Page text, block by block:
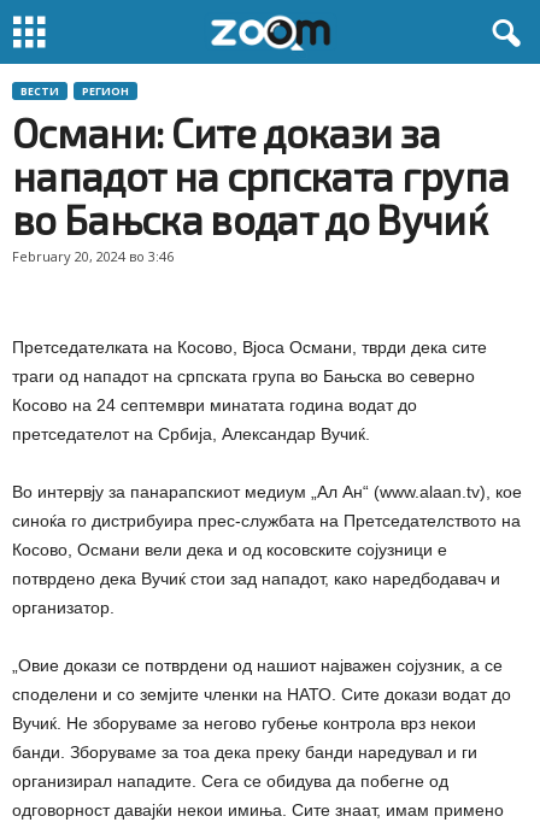
ВЕСТИ РЕГИОН
Османи: Сите докази за
нападот на српската група
во Бањска водат до Вучиќ
February 20, 2024 во 3:46
Претседателката на Косово, Вјоса Османи, тврди дека сите
траги од нападот на српската група во Бањска во северно
Косово на 24 септември минатата година водат до
претседателот на Србија, Александар Вучиќ.
Во интервју за панарапскиот медиум „Ал Ан“ (www.alaan.tv), кое
синоќа го дистрибуира прес-службата на Претседателството на
Косово, Османи вели дека и од косовските сојузници е
потврдено дека Вучиќ стои зад нападот, како наредбодавач и
организатор.
„Овие докази се потврдени од нашиот најважен сојузник, а се
споделени и со земјите членки на НАТО. Сите докази водат до
Вучиќ. Не зборуваме за негово губење контрола врз некои
банди. Зборуваме за тоа дека преку банди наредувал и ги
организирал нападите. Сега се обидува да побегне од
одговорност давајќи некои имиња. Сите знаат, имам примено